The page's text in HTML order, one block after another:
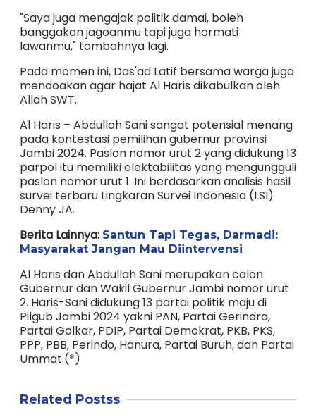
"Saya juga mengajak politik damai, boleh
banggakan jagoanmu tapi juga hormati
lawanmu," tambahnya lagi.
Pada momen ini, Das'ad Latif bersama warga juga
mendoakan agar hajat Al Haris dikabulkan oleh
Allah SWT.
Al Haris – Abdullah Sani sangat potensial menang
pada kontestasi pemilihan gubernur provinsi
Jambi 2024. Paslon nomor urut 2 yang didukung 13
parpol itu memiliki elektabilitas yang mengungguli
paslon nomor urut 1. Ini berdasarkan analisis hasil
survei terbaru Lingkaran Survei Indonesia (LSI)
Denny JA.
Berita Lainnya: Santun Tapi Tegas, Darmadi:
Masyarakat Jangan Mau Diintervensi
Al Haris dan Abdullah Sani merupakan calon
Gubernur dan Wakil Gubernur Jambi nomor urut
2. Haris-Sani didukung 13 partai politik maju di
Pilgub Jambi 2024 yakni PAN, Partai Gerindra,
Partai Golkar, PDIP, Partai Demokrat, PKB, PKS,
PPP, PBB, Perindo, Hanura, Partai Buruh, dan Partai
Ummat.(*)
Related Postss